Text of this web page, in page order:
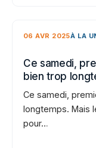
06 AVR 2025À LA
Ce samedi,
bien trop
Ce samedi,
longtemps. Mais
pour…